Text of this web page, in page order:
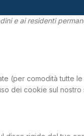
e ai residenti
(per comodità tutte
dei cookie sul nostro